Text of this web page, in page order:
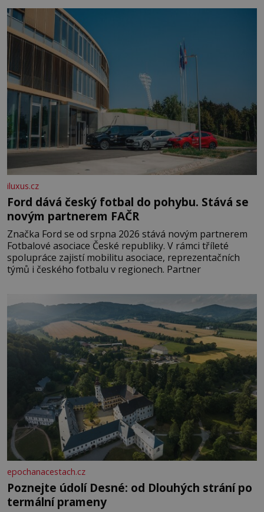
času tráví na zemi, kde sbírá zbytky semínek Jeho
domovinou je prakticky celá Austrálie s výjimkou
pobřežní oblasti.
iluxus.cz
Ford dává český fotbal do pohybu. Stává se
novým partnerem FAČR
Značka Ford se od srpna 2026 stává novým partnerem
Fotbalové asociace České republiky. V rámci tříleté
spolupráce zajistí mobilitu asociace, reprezentačních
týmů i českého fotbalu v regionech. Partner
epochanacestach.cz
Poznejte údolí Desné: od Dlouhých strání po
termální prameny